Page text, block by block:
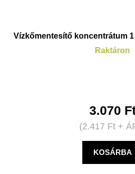
Vízkőmentesítő koncentrátum 1
Raktáron
3.070
(2.417 Ft+
KOSÁRBA